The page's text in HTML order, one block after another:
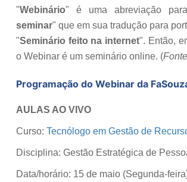
"Webinário" é uma abreviação
seminar" que em sua tradução para
"Seminário feito na internet". Então,
o Webinar é um seminário online. (
Programação do Webinar da
AULAS AO VIVO
Curso: Tecnólogo em Gestão de
Disciplina: Gestão Estratégica de
Data/horário: 15 de maio (Segunda-